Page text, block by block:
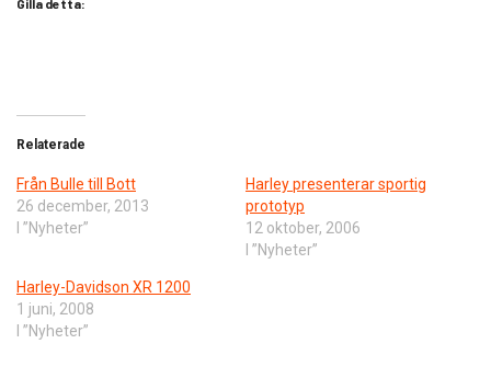
Gilla detta:
Relaterade
Från Bulle till Bott
26 december, 2013
I ”Nyheter”
Harley presenterar sportig
prototyp
12 oktober, 2006
I ”Nyheter”
Harley-Davidson XR 1200
1 juni, 2008
I ”Nyheter”